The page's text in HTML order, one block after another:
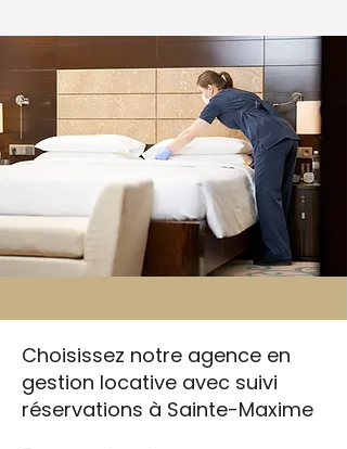
Choisissez notre agence en
gestion locative avec suivi
réservations à Sainte-Maxime